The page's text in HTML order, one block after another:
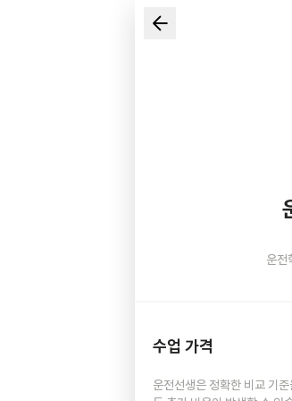
운전
수업 가격
운전선생은 정확한 비교 기